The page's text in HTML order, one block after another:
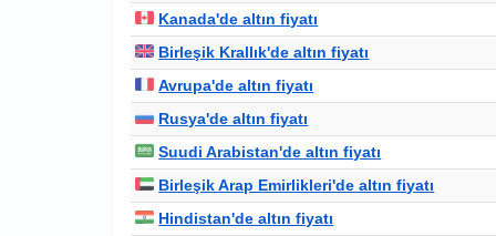
Kanada'de altın fiyatı
Birleşik Krallık'de altın fiyatı
Avrupa'de altın fiyatı
Rusya'de altın fiyatı
Suudi Arabistan'de altın fiyatı
Birleşik Arap Emirlikleri'de altın fiyatı
Hindistan'de altın fiyatı